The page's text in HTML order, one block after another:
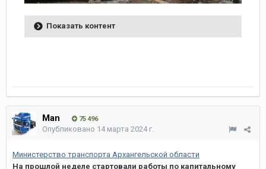
Показать контент
Man 75 496
Опубликовано 14 марта 2024 г.
Министерство транспорта Архангельской области
На прошлой неделе стартовали работы по капитальному